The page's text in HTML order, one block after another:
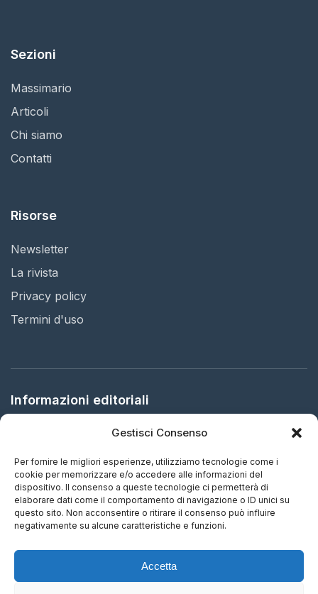
Gestisci Consenso
Per fornire le migliori esperienze, utilizziamo tecnologie come i
cookie per memorizzare e/o accedere alle informazioni del
dispositivo. Il consenso a queste tecnologie ci permetterà di
elaborare dati come il comportamento di navigazione o ID unici su
questo sito. Non acconsentire o ritirare il consenso può influire
negativamente su alcune caratteristiche e funzioni.
Accetta
Sezioni
Massimario
Articoli
Chi siamo
Contatti
Risorse
Newsletter
La rivista
Privacy policy
Termini d'uso
Informazioni editoriali
Editore:Arbitration in Italy Ltd.
Kingdom
ISSN:2732-5695 (IT) - 2732-5687 (EN)
Periodicità:Aggiornamento continuo